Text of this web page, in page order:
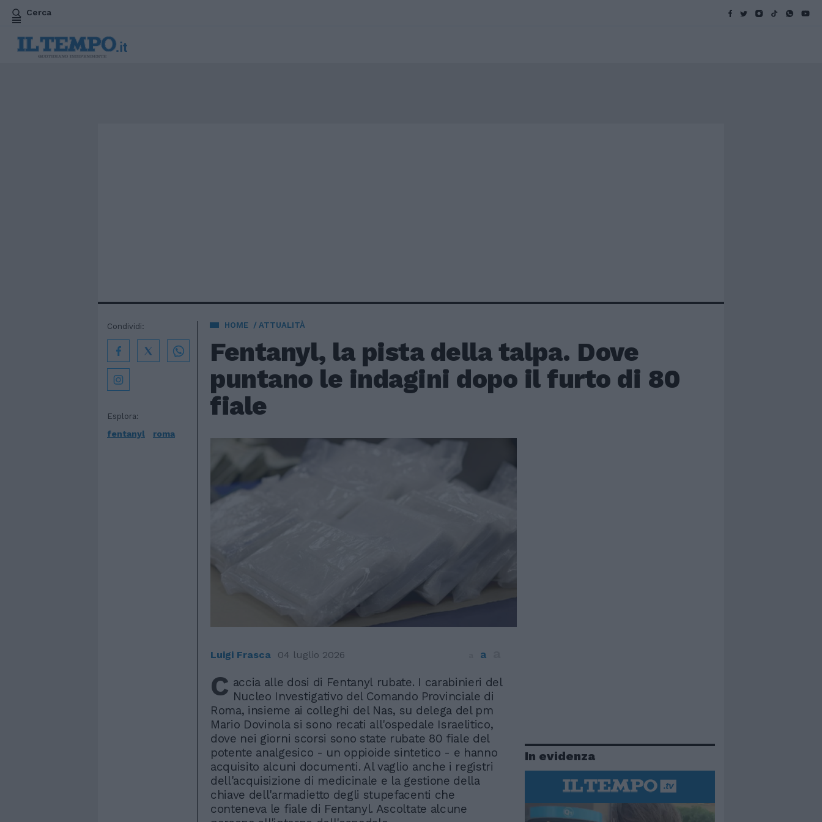
Cerca
HOME ATTUALITÀ
Fentanyl, la pista della talpa. Dove
puntano le indagini dopo il furto di 80
fiale
Esplora:
fentanyl roma
Condividi:
Luigi Frasca 04 luglio 2026 a
C accia alle dosi di Fentanyl rubate. I carabinieri del
Nucleo Investigativo del Comando Provinciale di
Roma, insieme ai colleghi del Nas, su delega del pm
Mario Dovinola si sono recati all'ospedale Israelitico,
dove nei giorni scorsi sono state rubate 80 fiale del
potente analgesico - un oppioide sintetico - e hanno
acquisito alcuni documenti. Al vaglio anche i registri
dell'acquisizione di medicinale e la gestione della
chiave dell'armadietto degli stupefacenti che
conteneva le fiale di Fentanyl. Ascoltate alcune
In evidenza